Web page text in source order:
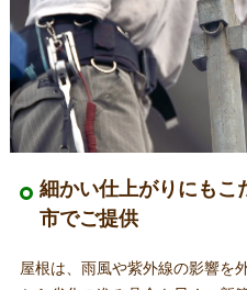
細かい仕上がりにも
市でご提供
屋根は、雨風や紫外線の影響を